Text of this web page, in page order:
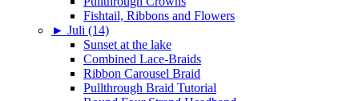
Fishtail, Ribbons and Flowers
► Juli (14)
Sunset at the lake
Combined Lace-Braids
Ribbon Carousel Braid
Pullthrough Braid Tutorial